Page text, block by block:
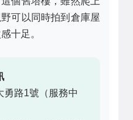
可以同時拍到倉庫屋
十足。
勇路1號（服務中